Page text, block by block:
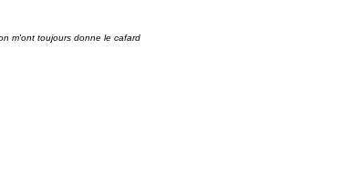
m'ont toujours donne le cafard